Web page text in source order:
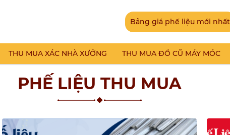
Bảng giá phế liệu mới nhất
THU MUA XÁC NHÀ XƯỞNG THU MUA ĐỒ CŨ MÁY MÓC
PHẾ LIỆU THU MUA